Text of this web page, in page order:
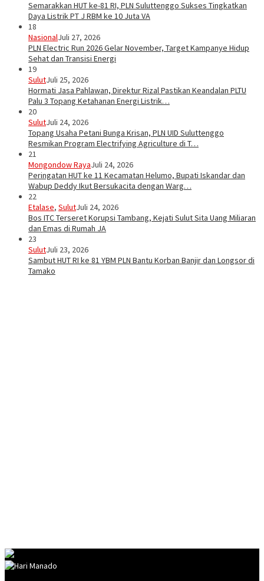
Semarakkan HUT ke-81 RI, PLN Suluttenggo Sukses Tingkatkan
Daya Listrik PT J RBM ke 10 Juta VA
18
NasionalJuli 27, 2026
PLN Electric Run 2026 Gelar November, Target Kampanye Hidup
Sehat dan Transisi Energi
19
SulutJuli 25, 2026
Hormati Jasa Pahlawan, Direktur Rizal Pastikan Keandalan PLTU
Palu 3 Topang Ketahanan Energi Listrik…
20
SulutJuli 24, 2026
Topang Usaha Petani Bunga Krisan, PLN UID Suluttenggo
Resmikan Program Electrifying Agriculture di T…
21
Mongondow RayaJuli 24, 2026
Peringatan HUT ke 11 Kecamatan Helumo, Bupati Iskandar dan
Wabup Deddy Ikut Bersukacita dengan Warg…
22
Etalase, SulutJuli 24, 2026
Bos ITC Terseret Korupsi Tambang, Kejati Sulut Sita Uang Miliaran
dan Emas di Rumah JA
23
SulutJuli 23, 2026
Sambut HUT RI ke 81 YBM PLN Bantu Korban Banjir dan Longsor di
Tamako